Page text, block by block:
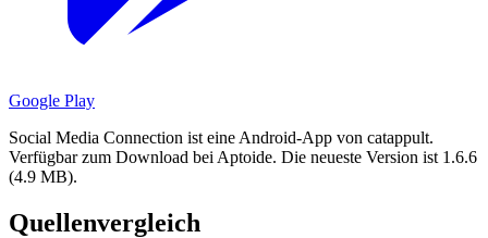
Google Play
Social Media Connection ist eine Android-App von catappult.
Verfügbar zum Download bei Aptoide. Die neueste Version ist 1.6.6
(4.9 MB).
Quellenvergleich